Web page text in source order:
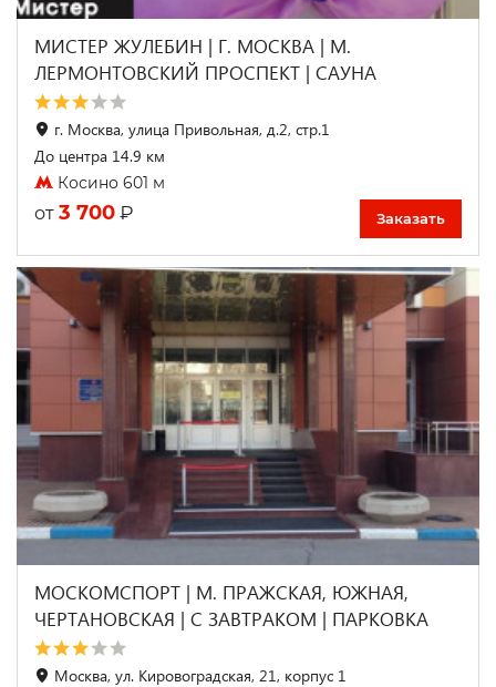
МИСТЕР ЖУЛЕБИН | Г. МОСКВА | М.
ЛЕРМОНТОВСКИЙ ПРОСПЕКТ | САУНА
г. Москва, улица Привольная, д.2, стр.1
До центра 14.9 км
Косино 601 м
от 3 700 ₽ Заказать
МОСКОМСПОРТ | М. ПРАЖСКАЯ, ЮЖНАЯ,
ЧЕРТАНОВСКАЯ | С ЗАВТРАКОМ | ПАРКОВКА
Москва, ул. Кировоградская, 21, корпус 1